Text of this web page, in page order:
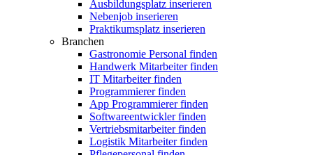
Ausbildungsplatz inserieren
Nebenjob inserieren
Praktikumsplatz inserieren
Branchen
Gastronomie Personal finden
Handwerk Mitarbeiter finden
IT Mitarbeiter finden
Programmierer finden
App Programmierer finden
Softwareentwickler finden
Vertriebsmitarbeiter finden
Logistik Mitarbeiter finden